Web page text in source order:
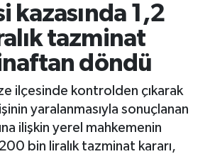
kazasında 1,2
tazminat
döndü
ilçesinde kontrolden çıkarak
yaralanmasıyla sonuçlanan
ilişkin yerel mahkemenin
bin liralık tazminat kararı,